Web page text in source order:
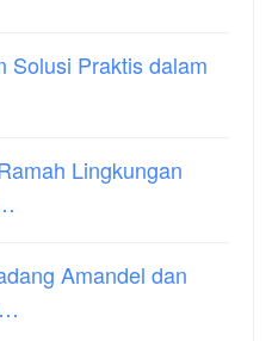
Solusi Praktis dalam
Lingkungan
Amandel dan